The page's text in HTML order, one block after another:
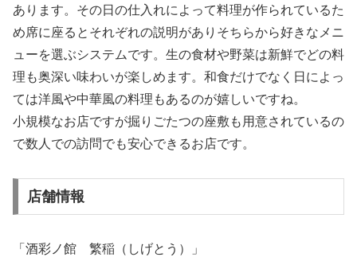
あります。その日の仕入れによって料理が作られているた
め席に座るとそれぞれの説明がありそちらから好きなメニ
ューを選ぶシステムです。生の食材や野菜は新鮮でどの料
理も奥深い味わいが楽しめます。和食だけでなく日によっ
ては洋風や中華風の料理もあるのが嬉しいですね。
小規模なお店ですが掘りごたつの座敷も用意されているの
で数人での訪問でも安心できるお店です。
店舗情報
「酒彩ノ館 繁稲（しげとう）」